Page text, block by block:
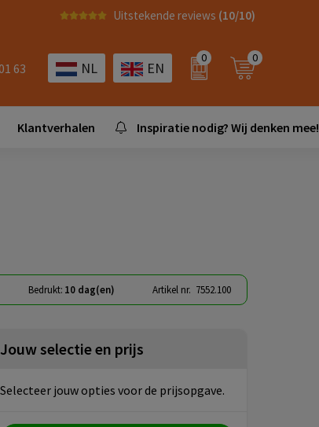
Uitstekende reviews (10/10)
63 NL EN
0 0
Klantverhalen Inspiratie nodig? Wij denken mee!
Bedrukt: 10 dag(en) Artikel nr. 7552.100
Jouw selectie en prijs
Selecteer jouw opties voor de prijsopgave.